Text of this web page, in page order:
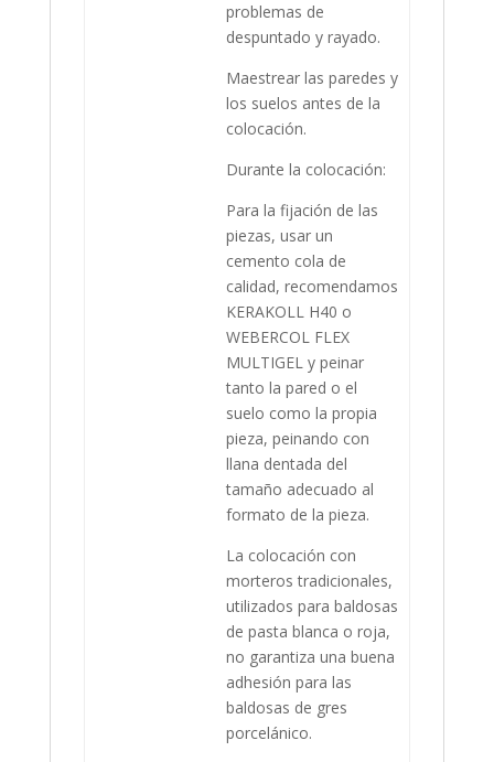
problemas de
despuntado y rayado.
Maestrear las paredes y
los suelos antes de la
colocación.
Durante la colocación:
Para la fijación de las
piezas, usar un
cemento cola de
calidad, recomendamos
KERAKOLL H40 o
WEBERCOL FLEX
MULTIGEL y peinar
tanto la pared o el
suelo como la propia
pieza, peinando con
llana dentada del
tamaño adecuado al
formato de la pieza.
La colocación con
morteros tradicionales,
utilizados para baldosas
de pasta blanca o roja,
no garantiza una buena
adhesión para las
baldosas de gres
porcelánico.